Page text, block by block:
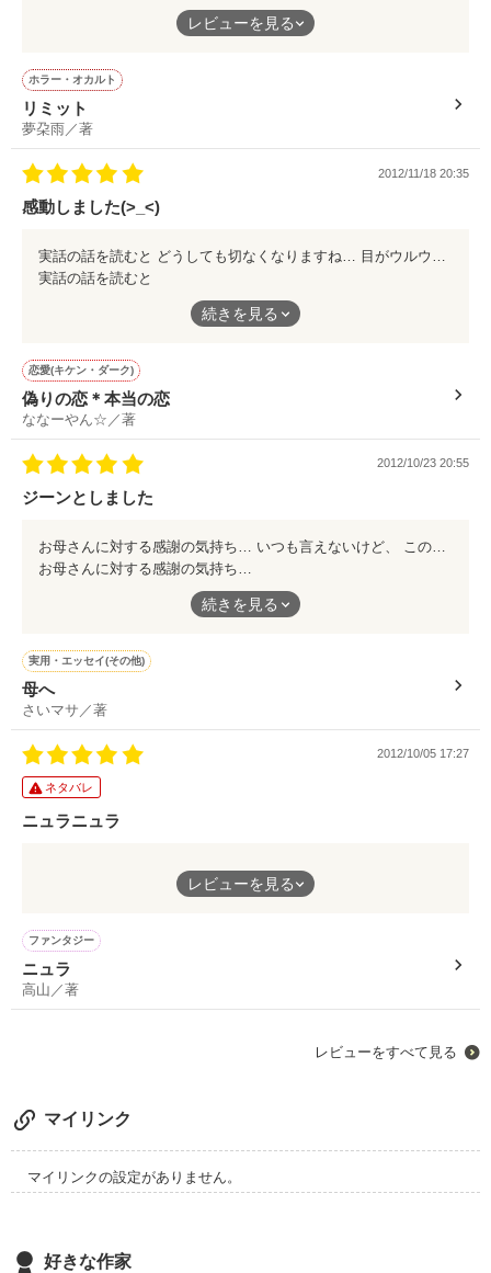
主人公がめちゃくちゃかっこよかった!!
私にもしてほしいです(>_<)笑
レビューを見る
ホラー・オカルト
リミット
夢朶雨／著
2012/11/18 20:35
感動しました(>_<)
実話の話を読むと
どうしても切なくなりますね…
続きを見る
恋愛(キケン・ダーク)
偽りの恋＊本当の恋
ななーやん☆／著
2012/10/23 20:55
ジーンとしました
お母さんに対する感謝の気持ち… いつも言えないけど、 この作品を読んだら 勇気を出して言おうと思いました。
お母さんに対する感謝の気持ち…
勇気を出して言おうと思いました。
続きを見る
実用・エッセイ(その他)
母へ
さいマサ／著
2012/10/05 17:27
ネタバレ
ニュラニュラ
段々、怖くなってくるのは
いきなり
「あなたニュラってる」
何て言われたら混乱しそうです(笑)
レビューを見る
ファンタジー
ニュラ
高山／著
レビューをすべて見る
マイリンク
マイリンクの設定がありません。
好きな作家